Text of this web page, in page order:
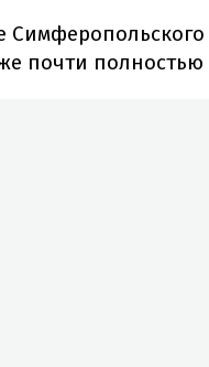
Симферопольского
почти полностью